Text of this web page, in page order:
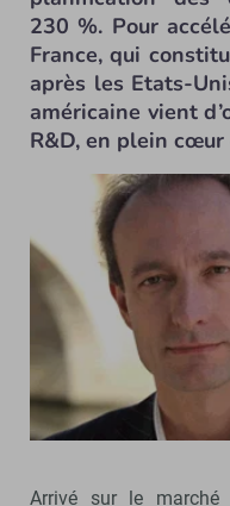
230 %. Pour
France, qui
après les Etats-
américaine vient
R&D, en plein cœur
Arrivé sur le marché